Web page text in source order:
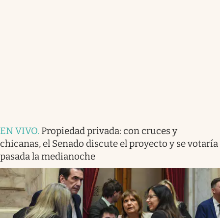
EN VIVO. Propiedad privada: con cruces y
chicanas, el Senado discute el proyecto y se votaría
pasada la medianoche